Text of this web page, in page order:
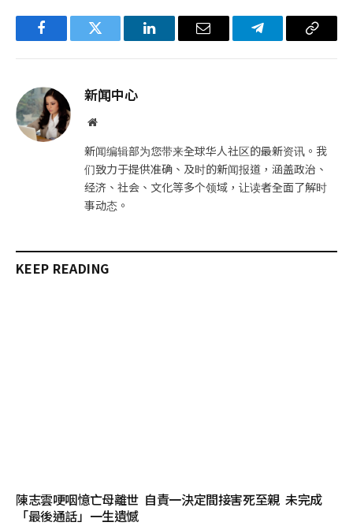
FacebookTwitter LinkedIn电
Telegram复
新闻中心
网
新闻编辑部为您带来全球华人社区的最新资讯。我
们致力于提供准确、及时的新闻报道，涵盖政治、
经济、社会、文化等多个领域，让读者全面了解时
事动态。
KEEP READING
陳志雲哽咽憶亡母離世 自責一決定間接害死至親 未完成
「最後通話」一生遺憾